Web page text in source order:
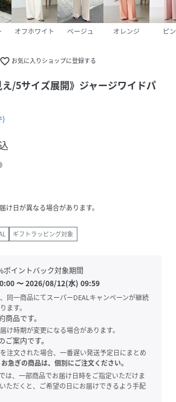
オフホワイト ベージュ オレンジ ピ
favorite_border お気に入りショップに登録する
/5サイズ展開》ジャージワイドパ
)
日が異なる場合があります。
ギフトラッピング対象
ポイントバック対象期間
〜2026/08/12(水) 09:59
同一商品にてスーパーDEALキャンペーンが継続
ます。
品です。
け時期が変更になる場合があります。
案内です。
注文された場合、一番遅い発送予定日にまとめ
お急ぎの商品は、個別にご注文ください。
、一部商品でお届け日時をご指定いただけま
ただくと、ご希望の日にお届けできるよう手配